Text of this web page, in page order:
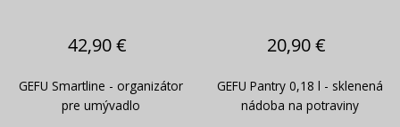
42,90 €
GEFU Smartline - organizátor
pre umývadlo
20,90 €
GEFU Pantry 0,18 l - sklenená
nádoba na potraviny